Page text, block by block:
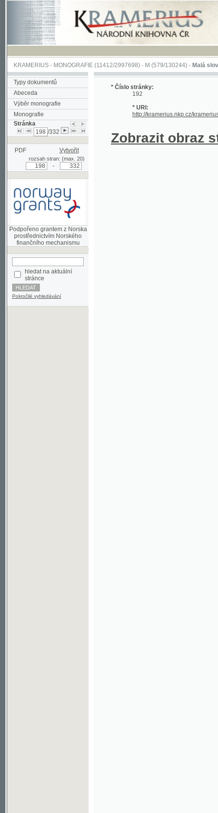
KRAMERIUS-MONOGRAFIE(11412/2997698) -M (579/130244)-Malá
Typy dokumentů
Abeceda
Výběr monografie
Monografie
Stránka
/332
PDF Vytvořit
rozsah stran: (max. 20)
Podpořeno grantem z Norska
prostřednictvím Norského
hledat na aktuální
stránce
Pokročilé vyhledávání
* Číslo stránky:
192
* URI:
http://kramerius.nkp.cz/kramerius/